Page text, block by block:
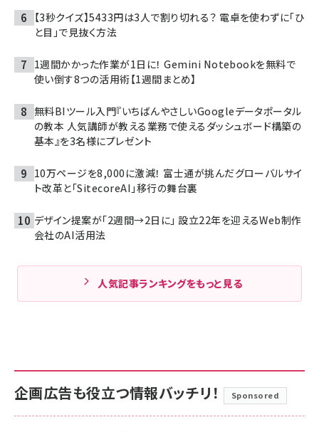
【3秒クイズ】5433円は3人で割り切れる？ 電卓を使わずに「ひ
と目」で見抜く方法
1週間かかった作業が1日に！ Gemini Notebookを無料で
使い倒す8つの活用術【1週間まとめ】
無料BIツール入門『いちばんやさしいGoogleデータポータル
の教本 人気講師が教える業務で使えるダッシュボード構築の
基本』を3名様にプレゼント
10万ページを8,000に激減！ 富士通が挑んだグローバルサイ
ト改革と「SitecoreAI」移行の舞台裏
デザイン提案が「2週間→2日に」 設立22年を迎えるWeb制作
会社のAI活用法
人気記事ランキングをもっと見る
企画広告も役立つ情報バッチリ！ Sponsored